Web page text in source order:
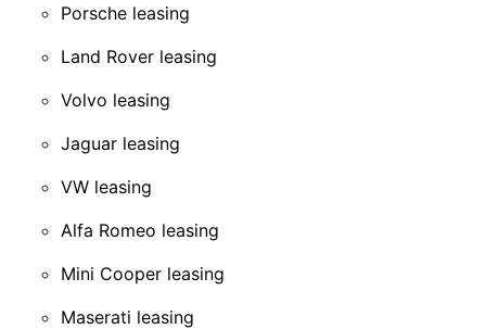
Porsche leasing
Land Rover leasing
Volvo leasing
Jaguar leasing
VW leasing
Alfa Romeo leasing
Mini Cooper leasing
Maserati leasing